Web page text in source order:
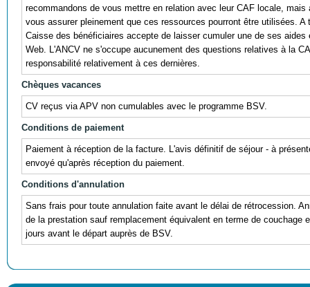
recommandons de vous mettre en relation avec leur CAF locale,
vous assurer pleinement que ces ressources pourront être utilisées.
Caisse des bénéficiaires accepte de laisser cumuler une de ses
Web. L'ANCV ne s'occupe aucunement des questions relatives à la
responsabilité relativement à ces dernières.
Chèques vacances
CV reçus via APV non cumulables avec le programme BSV.
Conditions de paiement
Paiement à réception de la facture. L'avis définitif de séjour - à
envoyé qu'après réception du paiement.
Conditions d'annulation
Sans frais pour toute annulation faite avant le délai de rétrocession.
de la prestation sauf remplacement équivalent en terme de couchage
jours avant le départ auprès de BSV.